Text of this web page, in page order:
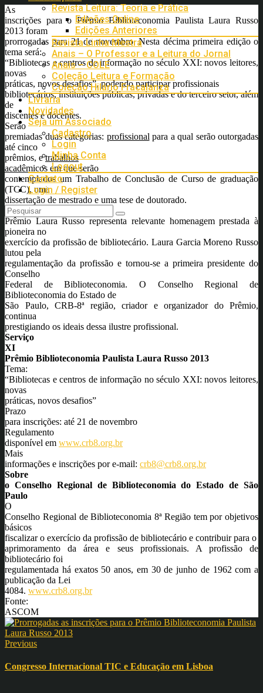
Revista Leitura: Teoria e Prática
Edições Online
Edições Anteriores
Revista Linha Mestra
Anais – O Professor e a Leitura do Jornal
Anais – COLE
Coleção Leitura e Formação
Coleção Hilário Fracalanza
Livraria
Novidades
Seja um Associado
Cadastro
Login
Minha Conta
Logout
Contato
Login / Register
As
inscrições para o Prêmio Biblioteconomia Paulista Laura Russo
2013 foram
prorrogadas para 21 de novembro. Nesta décima primeira edição o
tema será:
“Bibliotecas e centros de informação no século XXI: novos leitores,
novas
práticas, novos desafios”, podendo participar profissionais
bibliotecários, instituições públicas, privadas e do terceiro setor, além
de
discentes e docentes.
Serão
premiadas duas categorias: profissional para a qual serão outorgadas
até cinco
prêmios, etrabalhos
acadêmicos em que serão
contemplados um Trabalho de Conclusão de Curso de graduação
(TCC), uma
dissertação de mestrado e uma tese de doutorado.
O
Prêmio Laura Russo representa relevante homenagem prestada à
pioneira no
exercício da profissão de bibliotecário. Laura Garcia Moreno Russo
lutou pela
regulamentação da profissão e tornou-se a primeira presidente do
Conselho
Federal de Biblioteconomia. O Conselho Regional de
Biblioteconomia do Estado de
São Paulo, CRB-8ª região, criador e organizador do Prêmio,
continua
prestigiando os ideais dessa ilustre profissional.
Serviço
XI
Prêmio Biblioteconomia Paulista Laura Russo 2013
Tema:
“Bibliotecas e centros de informação no século XXI: novos leitores,
novas
práticas, novos desafios”
Prazo
para inscrições: até 21 de novembro
Regulamento
disponível em www.crb8.org.br
Mais
informações e inscrições por e-mail: crb8@crb8.org.br
Sobre
o Conselho Regional de Biblioteconomia do Estado de São
Paulo
O
Conselho Regional de Biblioteconomia 8ª Região tem por objetivos
básicos
fiscalizar o exercício da profissão de bibliotecário e contribuir para o
aprimoramento da área e seus profissionais. A profissão de
bibliotecário foi
regulamentada há exatos 50 anos, em 30 de junho de 1962 com a
publicação da Lei
4084. www.crb8.org.br
Fonte:
ASCOM
Previous
Congresso Internacional TIC e Educação em Lisboa